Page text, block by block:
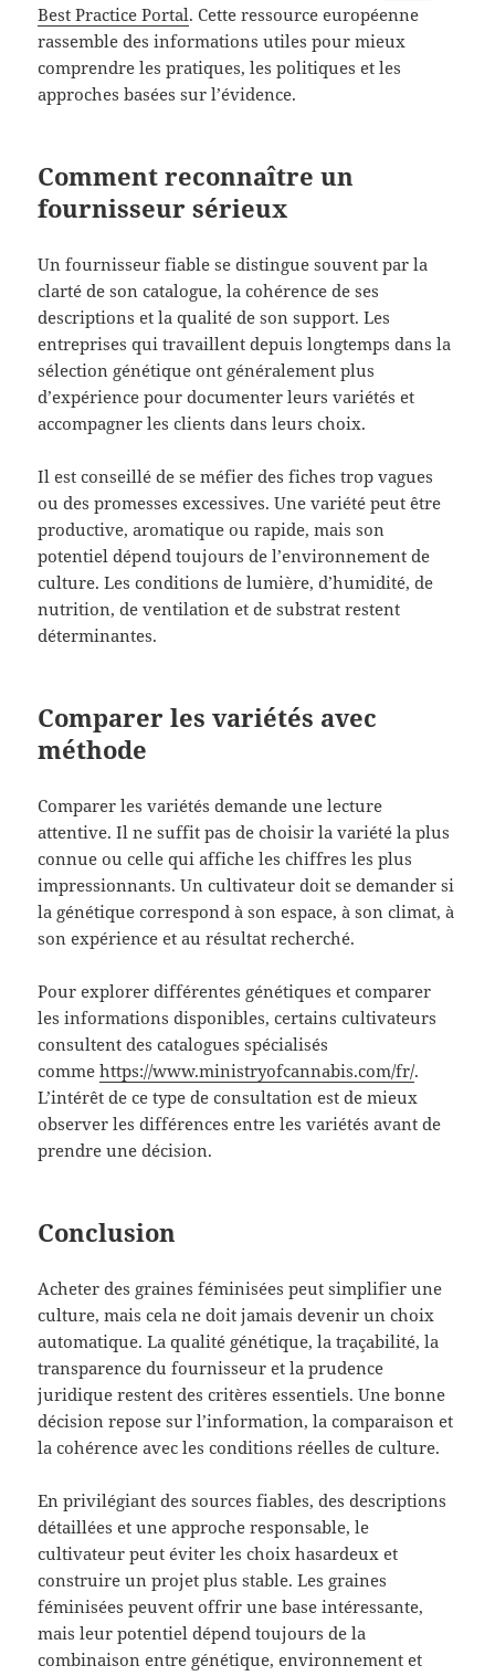
Best Practice Portal. Cette ressource européenne
rassemble des informations utiles pour mieux
comprendre les pratiques, les politiques et les
approches basées sur l’évidence.
Comment reconnaître un
fournisseur sérieux
Un fournisseur fiable se distingue souvent par la
clarté de son catalogue, la cohérence de ses
descriptions et la qualité de son support. Les
entreprises qui travaillent depuis longtemps dans la
sélection génétique ont généralement plus
d’expérience pour documenter leurs variétés et
accompagner les clients dans leurs choix.
Il est conseillé de se méfier des fiches trop vagues
ou des promesses excessives. Une variété peut être
productive, aromatique ou rapide, mais son
potentiel dépend toujours de l’environnement de
culture. Les conditions de lumière, d’humidité, de
nutrition, de ventilation et de substrat restent
déterminantes.
Comparer les variétés avec
méthode
Comparer les variétés demande une lecture
attentive. Il ne suffit pas de choisir la variété la plus
connue ou celle qui affiche les chiffres les plus
impressionnants. Un cultivateur doit se demander si
la génétique correspond à son espace, à son climat, à
son expérience et au résultat recherché.
Pour explorer différentes génétiques et comparer
les informations disponibles, certains cultivateurs
consultent des catalogues spécialisés
commehttps://www.ministryofcannabis.com/fr/.
L’intérêt de ce type de consultation est de mieux
observer les différences entre les variétés avant de
prendre une décision.
Conclusion
Acheter des graines féminisées peut simplifier une
culture, mais cela ne doit jamais devenir un choix
automatique. La qualité génétique, la traçabilité, la
transparence du fournisseur et la prudence
juridique restent des critères essentiels. Une bonne
décision repose sur l’information, la comparaison et
la cohérence avec les conditions réelles de culture.
En privilégiant des sources fiables, des descriptions
détaillées et une approche responsable, le
cultivateur peut éviter les choix hasardeux et
construire un projet plus stable. Les graines
féminisées peuvent offrir une base intéressante,
mais leur potentiel dépend toujours de la
combinaison entre génétique, environnement et